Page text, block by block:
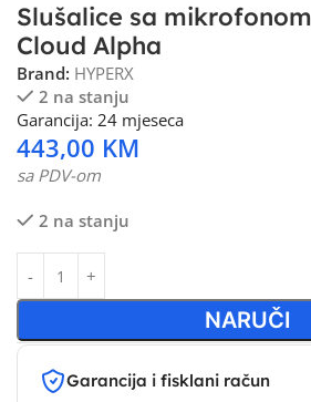
Slušalice sa
Cloud Alpha
Brand: HYPERX
2 na stanju
Garancija: 24 mjeseca
443,00 KM
sa PDV-om
2 na stanju
NARUČI
Garancija i fisklani račun